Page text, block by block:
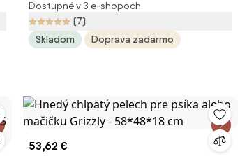
Dostupné v 3 e-shopoch
(7)
Skladom
Doprava zadarmo
53,62 €